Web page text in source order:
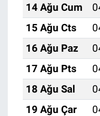
14 Ağu Cum
15 Ağu Cts
16 Ağu Paz
17 Ağu Pts
18 Ağu Sal
19 Ağu Çar